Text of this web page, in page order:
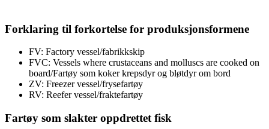
Forklaring til forkortelse for produksjonsformene
FV: Factory vessel/fabrikkskip
FVC: Vessels where crustaceans and molluscs are cooked on
board/Fartøy som koker krepsdyr og bløtdyr om bord
ZV: Freezer vessel/frysefartøy
RV: Reefer vessel/fraktefartøy
Fartøy som slakter oppdrettet fisk